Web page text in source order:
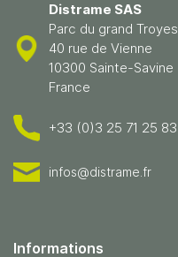
Distrame SAS
Parc du grand Troyes
40 rue de Vienne
10300 Sainte-Savine
France
+33 (0)3 25 71 25 83
infos@distrame.fr
Informations